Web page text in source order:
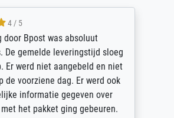
Sehr gute Qualität des Leinwanddrucks und
des Rahmens! Unser Bild wurde sehr
sorgfältig und sicher verpackt, so dass es
unbeschadet bei uns ankam. Es wird nicht
unser letzter Meisterdruck sein. Vielen
Dank!